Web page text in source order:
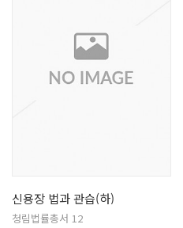
신용장 법과 관습(하)
청림법률총서 12